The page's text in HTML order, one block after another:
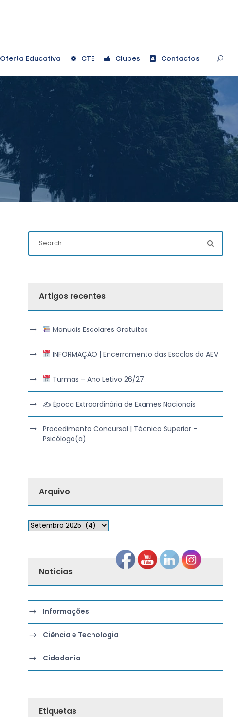
Oferta Educativa CTE Clubes Contactos
Artigos recentes
Manuais Escolares Gratuitos
INFORMAÇÃO | Encerramento das Escolas do AEV
Turmas – Ano Letivo 26/27
✍️ Época Extraordinária de Exames Nacionais
Procedimento Concursal | Técnico Superior –
Psicólogo(a)
Arquivo
Notícias
Informações
Ciência e Tecnologia
Cidadania
Etiquetas